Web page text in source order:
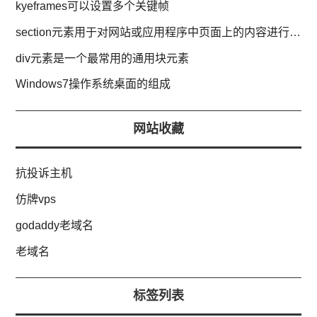
kyeframes可以设置多个关键帧
section元素用于对网站或应用程序中页面上的内容进行分块
div元素是一个最常用的通用块元素
Windows7操作系统桌面的组成
网站收藏
抗投诉主机
仿牌vps
godaddy老域名
老域名
标签列表